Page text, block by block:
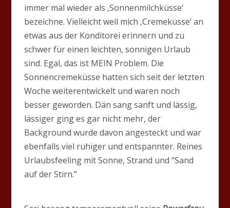
immer mal wieder als ‚Sonnenmilchküsse‘
bezeichne. Vielleicht weil mich ‚Cremeküsse‘ an
etwas aus der Konditorei erinnern und zu
schwer für einen leichten, sonnigen Urlaub
sind. Egal, das ist MEIN Problem. Die
Sonnencremeküsse hatten sich seit der letzten
Woche weiterentwickelt und waren noch
besser geworden. Dän sang sanft und lässig,
lässiger ging es gar nicht mehr, der
Background wurde davon angesteckt und war
ebenfalls viel ruhiger und entspannter. Reines
Urlaubsfeeling mit Sonne, Strand und “Sand
auf der Stirn.”